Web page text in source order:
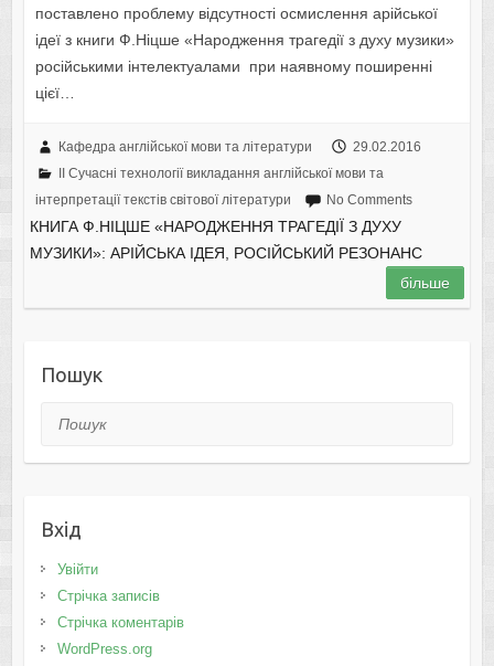
поставлено проблему відсутності осмислення арійської
ідеї з книги Ф.Ніцше «Народження трагедії з духу музики»
російськими інтелектуалами при наявному поширенні
цієї…
Кафедра англійської мови та літератури
29.02.2016
II Cучасні технології викладання англійської мови та
інтерпретації текстів світової літератури
No Comments
КНИГА Ф.НІЦШЕ «НАРОДЖЕННЯ ТРАГЕДІЇ З ДУХУ
МУЗИКИ»: АРІЙСЬКА ІДЕЯ, РОСІЙСЬКИЙ РЕЗОНАНС
більше
Пошук
Пошук
Вхід
Увійти
Стрічка записів
Стрічка коментарів
WordPress.org